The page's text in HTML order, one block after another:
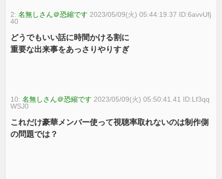
2:名無しさん＠恐縮です 2023/05/09(火) 05:44:19.37 ID:6avvUfj
40
どうでもいい話に時間かける割に
重要な出来事をあっさりやりすぎ
10:名無しさん＠恐縮です 2023/05/09(火) 05:50:41.41 ID:Lf3qq
WSJ0
これだけ豪華メンバー使って視聴率取れないのは制作側
の問題では？